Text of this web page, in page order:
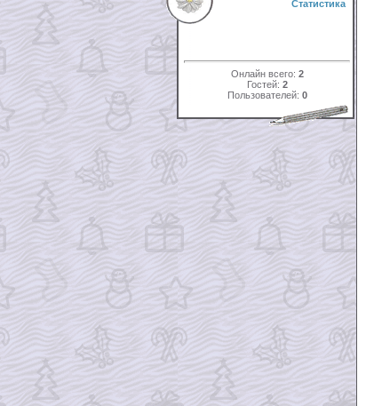
Статистика
Онлайн всего: 2
Гостей: 2
Пользователей: 0